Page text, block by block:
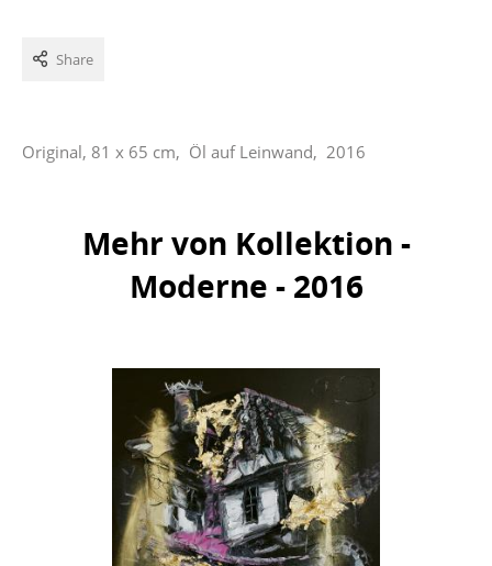
Share
Original, 81 x 65 cm, Öl auf Leinwand, 2016
Mehr von Kollektion -
Moderne - 2016